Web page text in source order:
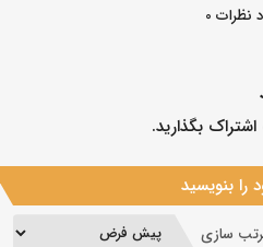
نظرات 0
بگذارید.
را بنویسید
سازی